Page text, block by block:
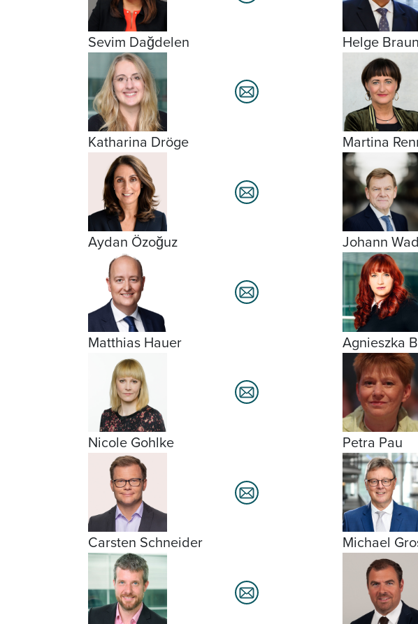
Sevim Dağdelen Helge Braun
Katharina Dröge Martina
Aydan Özoğuz Johann
Matthias Hauer Agnieszka
Nicole Gohlke Petra Pau
Carsten Schneider Michael